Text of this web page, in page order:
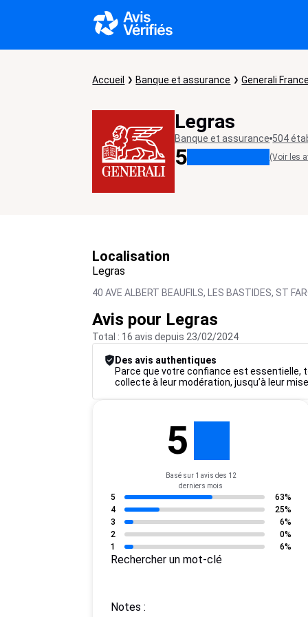
Accueil Banque et assurance Generali France
Legras
Banque et assurance 504
5 (Voir les
Localisation
Legras
40 AVE ALBERT BEAUFILS, LES BASTIDES, ST
Avis pour Legras
Total : 16 avis depuis 23/02/2024
Des avis authentiques
Parce que votre confiance est essentielle,
collecte à leur modération, jusqu’à leur
5
Basé sur 1 avis des 12
derniers mois
5
63%
4
25%
3
6%
2
0%
1
6%
Rechercher un mot-clé
Notes :